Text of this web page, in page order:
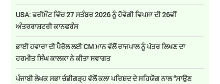
USA: ਫਰੀਮੌਂਟ ਵਿੱਚ 27 ਸਤੰਬਰ 2026 ਨੂੰ ਹੋਵੇਗੀ ਵਿਪਸਾ ਦੀ 26ਵੀਂ
ਅੰਤਰਰਾਸ਼ਟਰੀ ਕਾਨਫਰੰਸ
ਭਾਈ ਹਵਾਰਾ ਦੀ ਪੈਰੋਲ ਲਈ CM ਮਾਨ ਵੱਲੋਂ ਰਾਜਪਾਲ ਨੂੰ ਪੱਤਰ ਲਿਖਣ ਦਾ
ਹਰਮੀਤ ਸਿੰਘ ਕਾਲਕਾ ਨੇ ਕੀਤਾ ਸਵਾਗਤ
ਪੰਜਾਬੀ ਲੇਖਕ ਸਭਾ ਚੰਡੀਗੜ੍ਹ ਵੱਲੋਂ ਕਲਾ ਪਰਿਸ਼ਦ ਦੇ ਸਹਿਯੋਗ ਨਾਲ “ਸਾਉਣ